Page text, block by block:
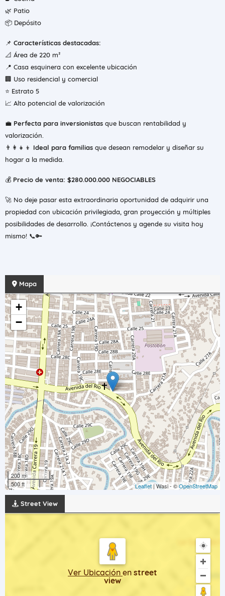
🌿 Patio
📦 Depósito
📌 Características destacadas:
📐 Área de 220 m²
📍 Casa esquinera con excelente ubicación
🏢 Uso residencial y comercial
⭐ Estrato 5
📈 Alto potencial de valorización
💼 Perfecta para inversionistas que buscan rentabilidad y
valorización.
👨‍👩‍👧‍👦 Ideal para familias que desean remodelar y diseñar su
hogar a la medida.
💰 Precio de venta: $280.000.000 NEGOCIABLES
🚀 No deje pasar esta extraordinaria oportunidad de adquirir una
propiedad con ubicación privilegiada, gran proyección y múltiples
posibilidades de desarrollo. ¡Contáctenos y agende su visita hoy
mismo! 📞🔑
Mapa
+
−
200 m
500 ft
Leaflet | Wasi - ©OpenStreetMap
Street View
Ver Ubicación en street
view